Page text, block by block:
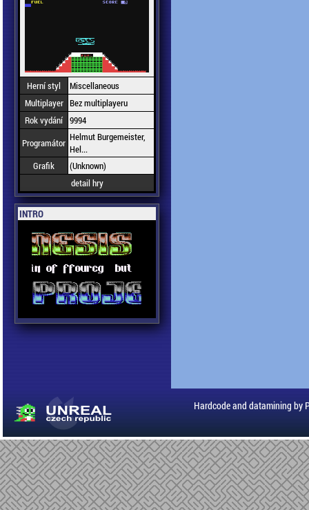
Herní styl
Miscellaneous
Multiplayer Bez multiplayeru
Rok vydání 9994
Programátor Helmut Burgemeister,
Hel...
Grafik
(Unknown)
detail hry
INTRO
Hardcode and datamining by